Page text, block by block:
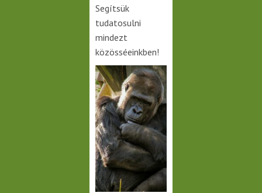
Segítsük
tudatosulni
mindezt
közösséeinkben!